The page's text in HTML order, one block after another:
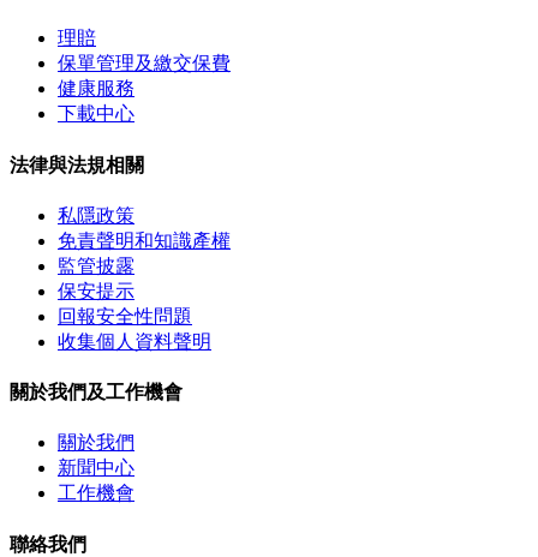
理賠
保單管理及繳交保費
健康服務
下載中心
法律與法規相關
私隱政策
免責聲明和知識產權
監管披露
保安提示
回報安全性問題
收集個人資料聲明
關於我們及工作機會
關於我們
新聞中心
工作機會
聯絡我們